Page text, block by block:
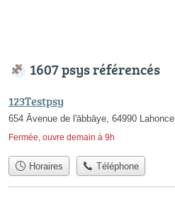
1607 psys référencés
123Testpsy
654 Āvenue de l'ābbāye, 64990 Lahonce
Fermée, ouvre demain à 9h
Horaires Téléphone